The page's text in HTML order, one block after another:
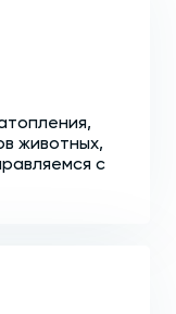
животных,
с